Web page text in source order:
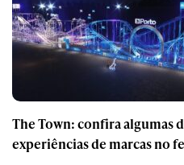
The Town: confira algumas
experiências de marcas no